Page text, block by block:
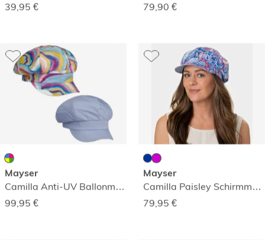
39,95 €
79,90 €
Mayser
Camilla Anti-UV Ballonmütze zum Wenden
99,95 €
Mayser
Camilla Paisley Schirmmütze
79,95 €